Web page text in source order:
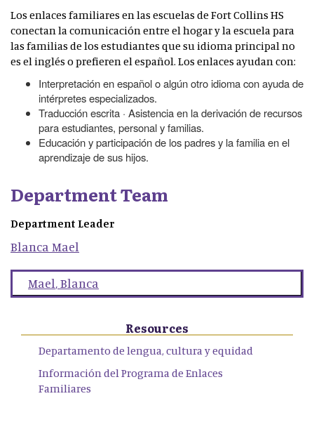
Los enlaces familiares en las escuelas de Fort Collins HS
conectan la comunicación entre el hogar y la escuela para
las familias de los estudiantes que su idioma principal no
es el inglés o prefieren el español. Los enlaces ayudan con:
Interpretación en español o algún otro idioma con ayuda de
intérpretes especializados.
Traducción escrita · Asistencia en la derivación de recursos
para estudiantes, personal y familias.
Educación y participación de los padres y la familia en el
aprendizaje de sus hijos.
Department Team
Department Leader
Blanca Mael
Mael,Blanca
Resources
Departamento de lengua, cultura y equidad
Información del Programa de Enlaces
Familiares